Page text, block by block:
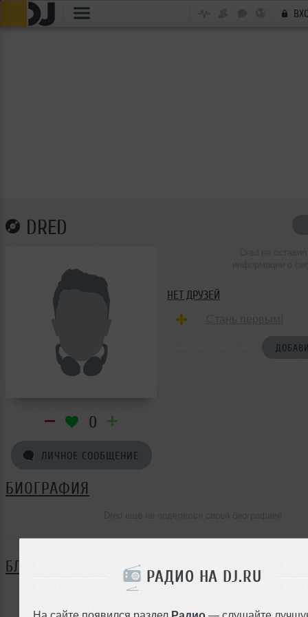
РАДИО НА DJ.RU
На сайте появился раздел Радио — слушайте
DRED
0
ЛИЧНОЕ СООБЩЕНИЕ
НЕТ ДРУЗЕЙ
БИОГРАФИЯ
БЛОГ